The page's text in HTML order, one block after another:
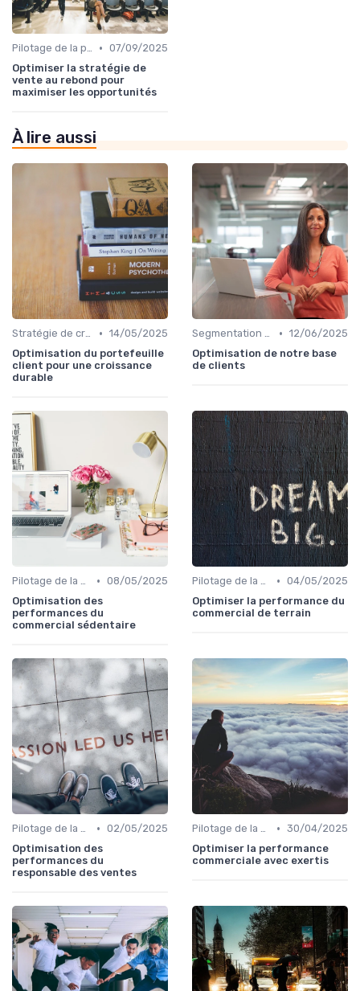
Pilotage de la performance commerciale • 07/09/2025
Optimiser la stratégie de
vente au rebond pour
maximiser les opportunités
À lire aussi
Stratégie de croissance B2B • 14/05/2025
Optimisation du portefeuille
client pour une croissance
durable
Segmentation clients & ICP • 12/06/2025
Optimisation de notre base
de clients
Pilotage de la performance commerciale • 08/05/2025
Optimisation des
performances du
commercial sédentaire
Pilotage de la performance commerciale • 04/05/2025
Optimiser la performance du
commercial de terrain
Pilotage de la performance commerciale • 02/05/2025
Optimisation des
performances du
responsable des ventes
Pilotage de la performance commerciale • 30/04/2025
Optimiser la performance
commerciale avec exertis